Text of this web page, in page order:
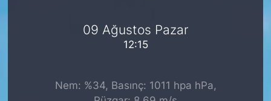
09 Ağustos Pazar
12:15
Nem: %34, Basınç: 1011 hpa hPa,
SARIYER HABERLERİ